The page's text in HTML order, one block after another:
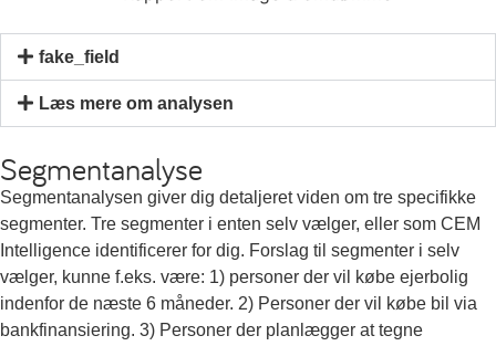
fake_field
Læs mere om analysen
Segmentanalyse
Segmentanalysen giver dig detaljeret viden om tre specifikke
segmenter. Tre segmenter i enten selv vælger, eller som CEM
Intelligence identificerer for dig. Forslag til segmenter i selv
vælger, kunne f.eks. være: 1) personer der vil købe ejerbolig
indenfor de næste 6 måneder. 2) Personer der vil købe bil via
bankfinansiering. 3) Personer der planlægger at tegne